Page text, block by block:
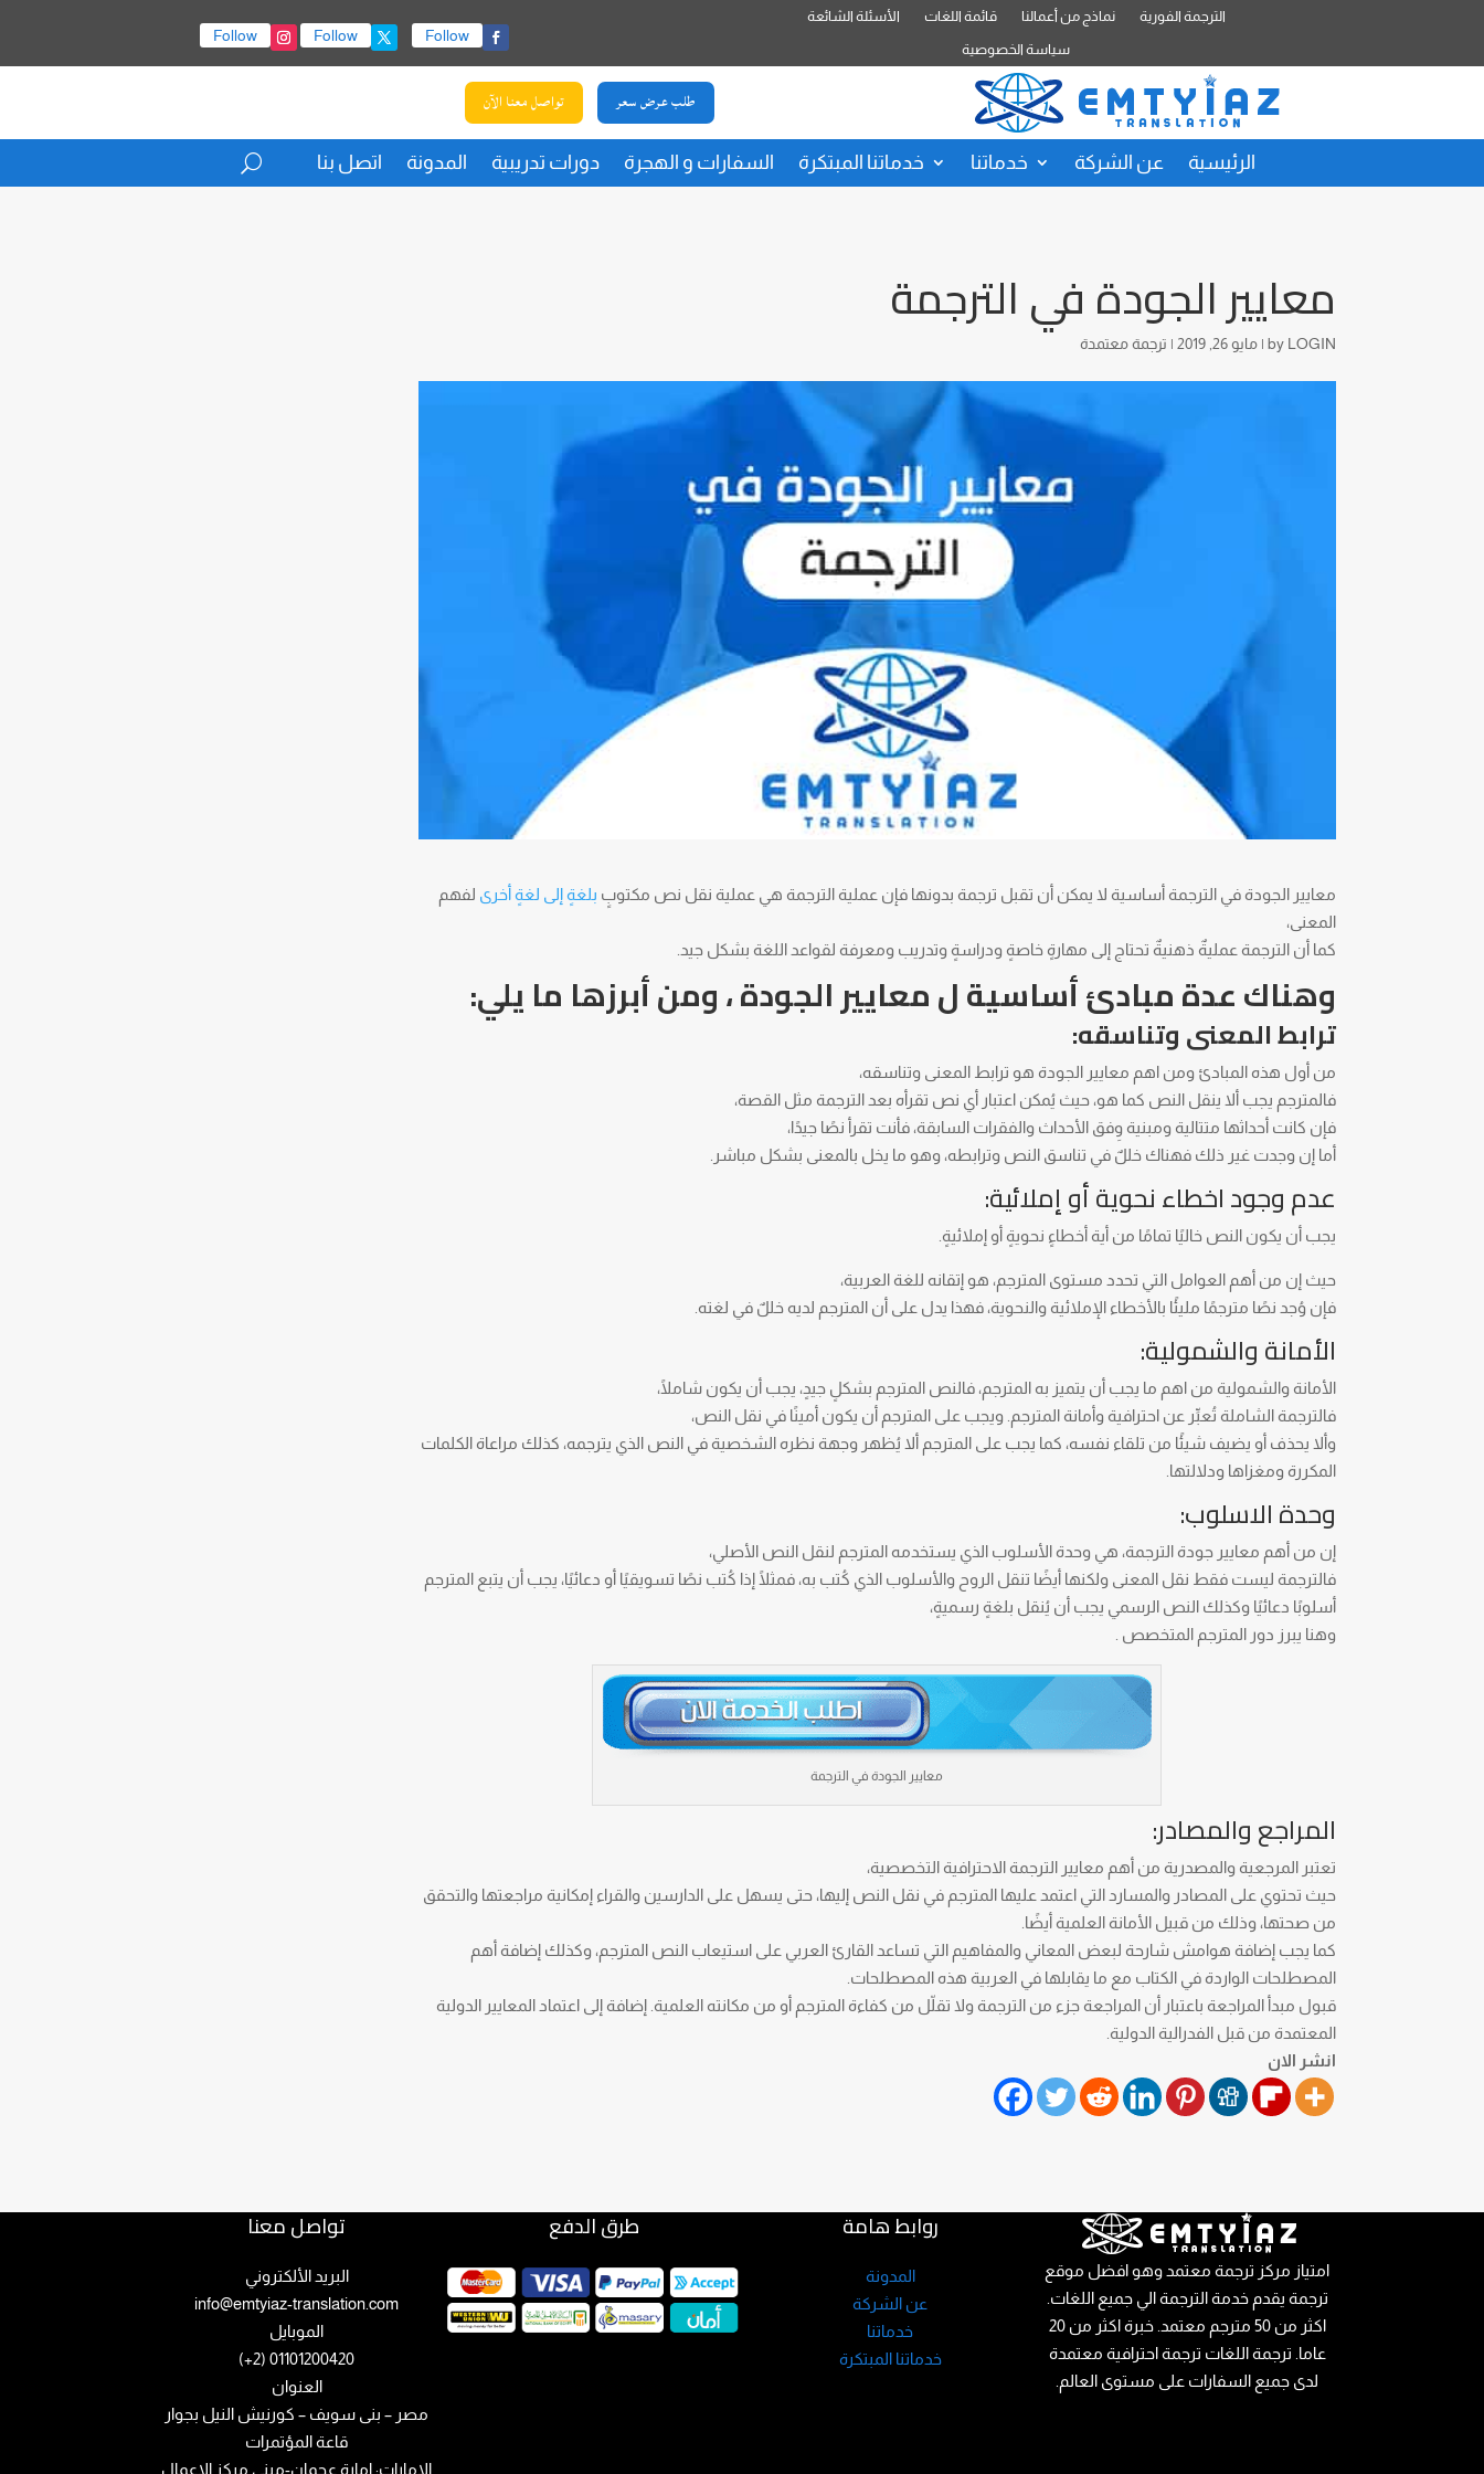
Follow
Follow
Follow
الترجمة الفورية نماذج من أعمالنا قائمة اللغات
الأسئلة الشائعة
سياسة الخصوصية
طلب عرض سعر تواصل معنا الآن
الرئيسية عن الشركة خدماتنا خدماتنا المبتكرة السفارات و الهجرة دورات تدريبية المدونة اتصل بنا
معايير الجودة في الترجمة
by LOGIN
|مايو 26, 2019 | ترجمة معتمدة
معايير الجودة في الترجمة أساسية لا يمكن أن تقبل ترجمة بدونها فإن عملية الترجمة هي عملية نقل نص مكتوبٍ بلغةٍ إلى لغةٍ أخرى لفهم
المعنى،
كما أن الترجمة عمليةٌ ذهنيةٌ تحتاج إلى مهارةٍ خاصةٍ ودراسةٍ وتدريب ومعرفة لقواعد اللغة بشكل جيد.
وهناك عدة مبادئ أساسية ل معايير الجودة ، ومن أبرزها ما يلي:
ترابط المعنى وتناسقه:
من أول هذه المبادئ ومن اهم معايير الجودة هو ترابط المعنى وتناسقه،
فالمترجم يجب ألا ينقل النص كما هو، حيث يُمكن اعتبار أي نص تقرأه بعد الترجمة مثل القصة،
فإن كانت أحداثها متتالية ومبنية وِفق الأحداث والفقرات السابقة، فأنت تقرأ نصًا جيدًا،
أما إن وجدت غير ذلك فهناك خللٌ في تناسق النص وترابطه، وهو ما يخل بالمعنى بشكل مباشر.
عدم وجود اخطاء نحوية أو إملائية:
يجب أن يكون النص خاليًا تمامًا من أية أخطاءٍ نحويةٍ أو إملائيةٍ.
حيث إن من أهم العوامل التي تحدد مستوى المترجم، هو إتقانه للغة العربية،
فإن وُجد نصًا مترجمًا مليئًا بالأخطاء الإملائية والنحوية، فهذا يدل على أن المترجم لديه خللٌ في لغته.
الأمانة والشمولية:
الأمانة والشمولية من اهم ما يجب أن يتميز به المترجم، فالنص المترجم بشكلٍ جيدٍ، يجب أن يكون شاملًا،
فالترجمة الشاملة تُعبِّر عن احترافية وأمانة المترجم. ويجب على المترجم أن يكون أمينًا في نقل النص،
وألا يحذف أو يضيف شيئًا من تلقاء نفسه، كما يجب على المترجم ألا يُظهر وجهة نظره الشخصية في النص الذي يترجمه، كذلك مراعاة الكلمات
المكررة ومغزاها ودلالتها.
وحدة الاسلوب:
إن من أهم معايير جودة الترجمة، هي وحدة الأسلوب الذي يستخدمه المترجم لنقل النص الأصلي،
فالترجمة ليست فقط نقل المعنى ولكنها أيضًا تنقل الروح والأسلوب الذي كُتب به، فمثلًا إذا كُتب نصًا تسويقيًا أو دعائيًا، يجب أن يتبع المترجم
أسلوبًا دعائيًا وكذلك النص الرسمي يجب أن يُنقل بلغةٍ رسميةٍ،
وهنا يبرز دور المترجم المتخصص .
معايير الجودة في الترجمة
المراجع والمصادر:
تعتبر المرجعية والمصدرية من أهم معايير الترجمة الاحترافية التخصصية،
حيث تحتوي على المصادر والمسارد التي اعتمد عليها المترجم في نقل النص إليها، حتى يسهل على الدارسين والقراء إمكانية مراجعتها والتحقق
من صحتها، وذلك من قبيل الأمانة العلمية أيضًا.
كما يجب إضافة هوامش شارحة لبعض المعاني والمفاهيم التي تساعد القارئ العربي على استيعاب النص المترجم، وكذلك إضافة أهم
المصطلحات الواردة في الكتاب مع ما يقابلها في العربية هذه المصطلحات.
قبول مبدأ المراجعة باعتبار أن المراجعة جزء من الترجمة ولا تقلّل من كفاءة المترجم أو من مكانته العلمية. إضافة إلى اعتماد المعايير الدولية
المعتمدة من قبل الفدرالية الدولية.
انشر الان
تواصل معنا
البريد الألكتروني
info@emtyiaz-translation.com
الموبايل
01101200420 (2+)
العنوان
مصر – بنى سويف – كورنيش النيل بجوار
قاعة المؤتمرات
الامارات: إمارة عجمان-مبني مركز الاعمال
طرق الدفع روابط هامة
المدونة
عن الشركة
خدماتنا
خدماتنا المبتكرة
امتياز مركز ترجمة معتمد وهو افضل موقع
ترجمة يقدم خدمة الترجمة الي جميع اللغات.
اكثر من 50 مترجم معتمد. خبرة اكثر من 20
عاما. ترجمة اللغات ترجمة احترافية معتمدة
لدى جميع السفارات على مستوى العالم.